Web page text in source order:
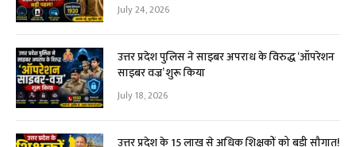
July 24, 2026
उत्तर प्रदेश पुलिस ने साइबर अपराध के विरुद्ध ‘ऑपरेशन
साइबर वज्र’ शुरू किया
July 18, 2026
उत्तर प्रदेश के 15 लाख से अधिक शिक्षकों को बड़ी सौगात!